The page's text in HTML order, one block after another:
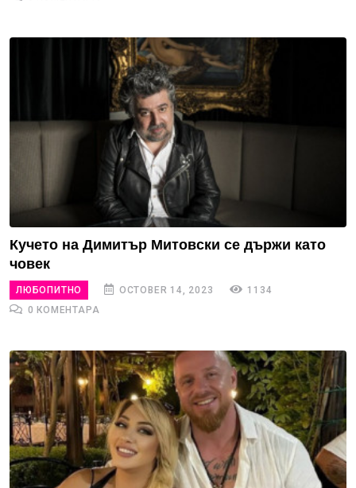
Кучето на Димитър Митовски се държи като
човек
ЛЮБОПИТНО OCTOBER 14, 2023
1134
0 КОМЕНТАРА